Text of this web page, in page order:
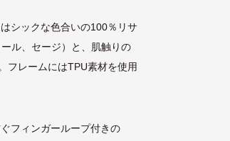
シックな色合いの100％リサ
ル、セージ）と、肌触りの
フレームにはTPU素材を使用
フィンガーループ付きの